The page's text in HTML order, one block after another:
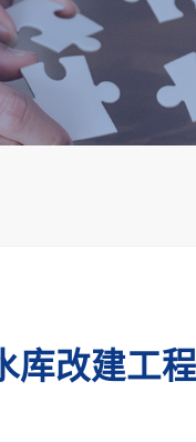
库改建工